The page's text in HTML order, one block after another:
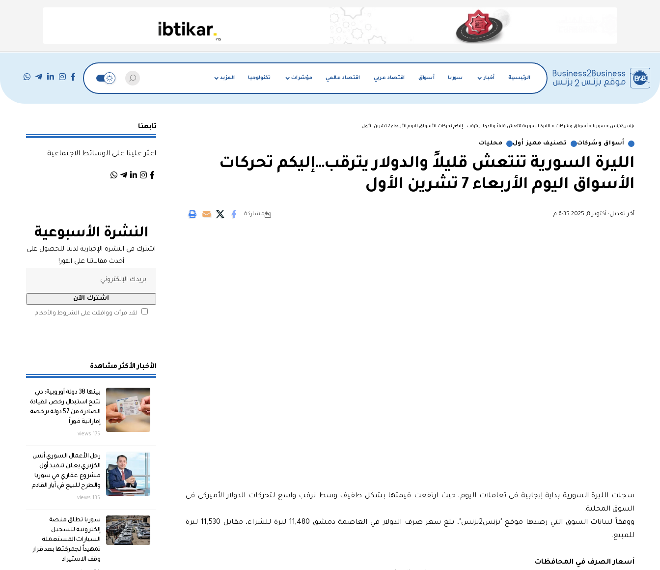
الرئيسية أخبار سوريا أسواق اقتصاد عربي اقتصاد عالمي مؤشرات تكنولوجيا المزيد
بزنس2بزنس > سوريا > أسواق وشركات > الليرة السورية تنتعش قليلاً والدولار يترقب…إليكم تحركات الأسواق اليوم الأربعاء 7 تشرين الأول
أسواق وشركات تصنيف مميز أول محليات
الليرة السورية تنتعش قليلاً والدولار يترقب…إليكم تحركات
الأسواق اليوم الأربعاء 7 تشرين الأول
آخر تعديل: أكتوبر 8, 2025 6:35 م مشاركة
سجلت الليرة السورية بداية إيجابية في تعاملات اليوم، حيث ارتفعت قيمتها بشكل طفيف وسط ترقب واسع لتحركات الدولار الأميركي في
السوق المحلية.
ووفقاً لبيانات السوق التي رصدها موقع "بزنس2بزنس"، بلغ سعر صرف الدولار في العاصمة دمشق 11,480 ليرة للشراء، مقابل 11,530 ليرة
للمبيع.
أسعار الصرف في المحافظات
تابعنا
اعثر علينا على الوسائط الاجتماعية
النشرة الأسبوعية
اشترك في النشرة الإخبارية لدينا للحصول على
أحدث مقالاتنا على الفور!
لقد قرأت ووافقت على الشروط والأحكام
الأخبار الأكثر مشاهدة
بينها 38 دولة أوروبية: دبي
تتيح استبدال رخص القيادة
الصادرة من 57 دولة برخصة
إماراتية فوراً
175 views
رجل الأعمال السوري أنس
الكزبري يعلن تنفيذ أول
مشروع عقاري في سوريا
والطرح للبيع في آيار القادم
135 views
سوريا تطلق منصة
إلكترونية لتسجيل
السيارات المستعملة
تمهيداً لجمركتها بعد قرار
وقف الاستيراد